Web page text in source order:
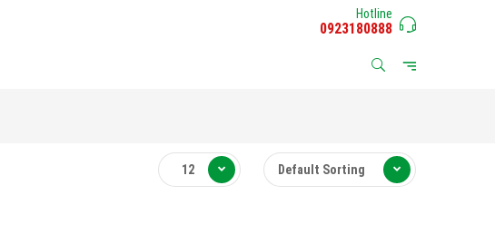
Hotline
0923180888
Default Sorting
12